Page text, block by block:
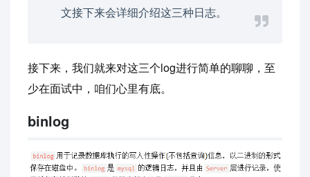
文接下来会详细介绍这三种日志。
接下来，我们就来对这三个log进行简单的聊聊，至
少在面试中，咱们心里有底。
binlog